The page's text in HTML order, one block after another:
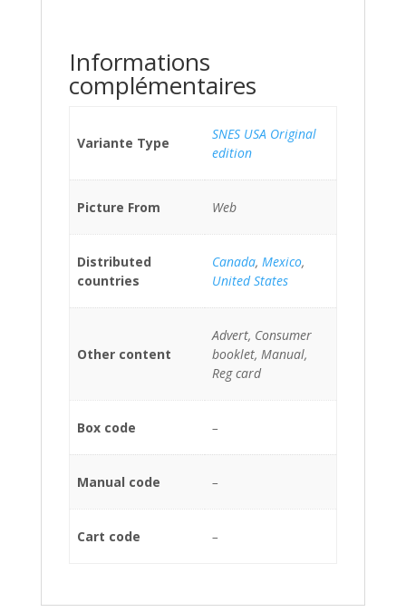
Informations
complémentaires
Variante Type
SNES USA Original
edition
Picture From Web
Distributed
countries
Canada, Mexico,
United States
Other content
Advert, Consumer
booklet, Manual,
Reg card
Box code –
Manual code –
Cart code –